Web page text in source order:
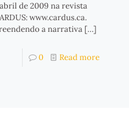
de 2009 na revista
www.cardus.ca.
a narrativa […]
0 Read more